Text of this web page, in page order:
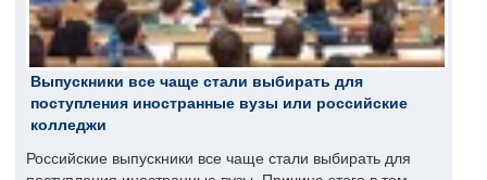
Выпускники все чаще стали выбирать для
поступления иностранные вузы или российские
колледжи
Российские выпускники все чаще стали выбирать для